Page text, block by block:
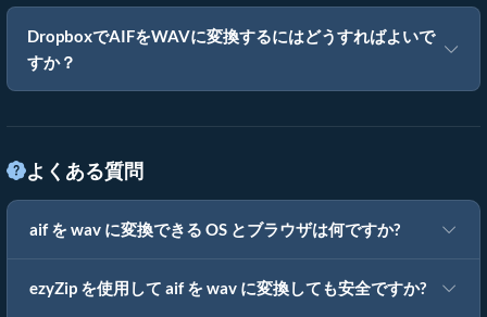
DropboxでAIFをWAVに変換するにはどうすればよいで
すか？
よくある質問
aif を wav に変換できる OS とブラウザは何ですか?
ezyZip を使用して aif を wav に変換しても安全ですか?